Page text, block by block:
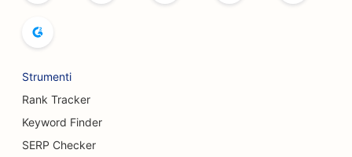
SEO per i servizi di mastoplastica additiva
SEO per i ristoranti a buffet
Strumenti
Rank Tracker
Keyword Finder
SERP Checker